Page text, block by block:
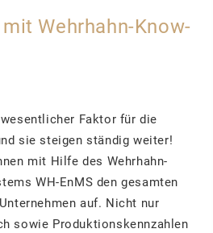
Wehrhahn-Know-
Faktor für die
sie steigen ständig weiter!
mit Hilfe des Wehrhahn-
WH-EnMS den gesamten
auf. Nicht nur
sowie Produktionskennzahlen